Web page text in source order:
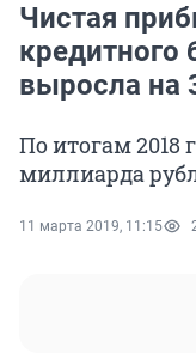
Чистая
выросла на
По итогам 2018
миллиарда
11 марта 2019, 11:15